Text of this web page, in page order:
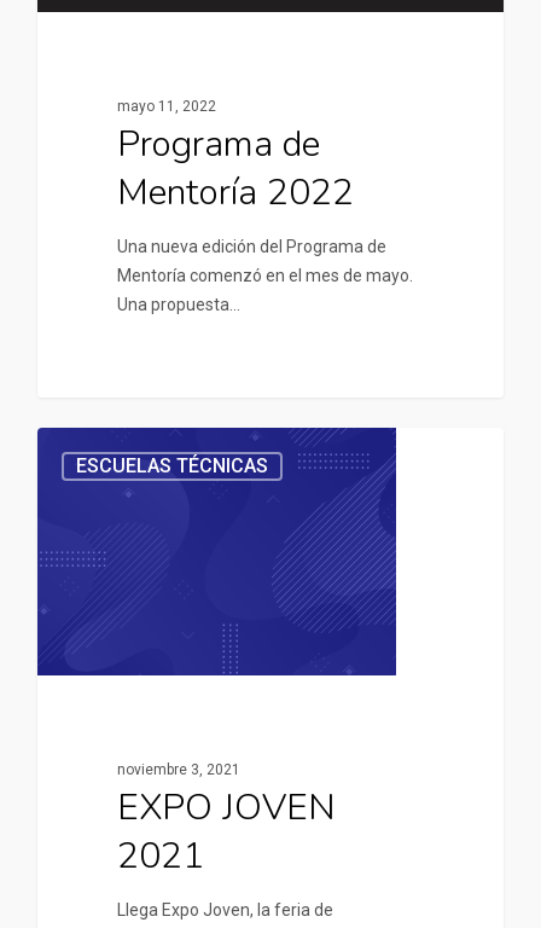
mayo 11, 2022
Programa de
Mentoría 2022
Una nueva edición del Programa de
Mentoría comenzó en el mes de mayo.
Una propuesta…
ESCUELAS TÉCNICAS
noviembre 3, 2021
EXPO JOVEN
2021
Llega Expo Joven, la feria de